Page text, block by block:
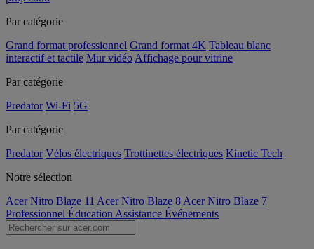
Par catégorie
Grand format professionnel Grand format 4K Tableau blanc
interactif et tactile Mur vidéo Affichage pour vitrine
Par catégorie
Predator Wi-Fi 5G
Par catégorie
Predator Vélos électriques Trottinettes électriques Kinetic Tech
Notre sélection
Acer Nitro Blaze 11 Acer Nitro Blaze 8 Acer Nitro Blaze 7
Professionnel Éducation Assistance Événements